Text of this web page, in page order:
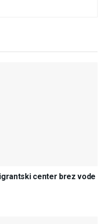
center brez vode